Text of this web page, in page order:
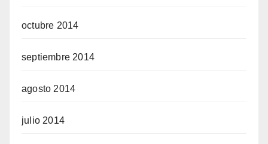
octubre 2014
septiembre 2014
agosto 2014
julio 2014